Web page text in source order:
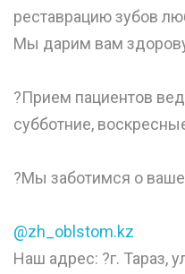
реставрацию зубов
Мы дарим вам
?Прием пациентов
субботние,
?Мы заботимся о
@zh_oblstom.kz
Наш адрес: ?г. Тараз,